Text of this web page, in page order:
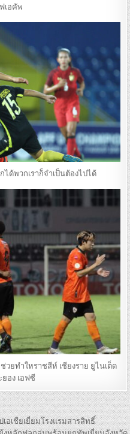
เอคัพ
ได้พวกเราก็จำเป็นต้องไปได้
วยทำใหราชสีห์ เชียงราย ยูไนเต็ด
ยอง เอฟซี
เชียเยี่ยมโรงแรมสารสิทธิ์